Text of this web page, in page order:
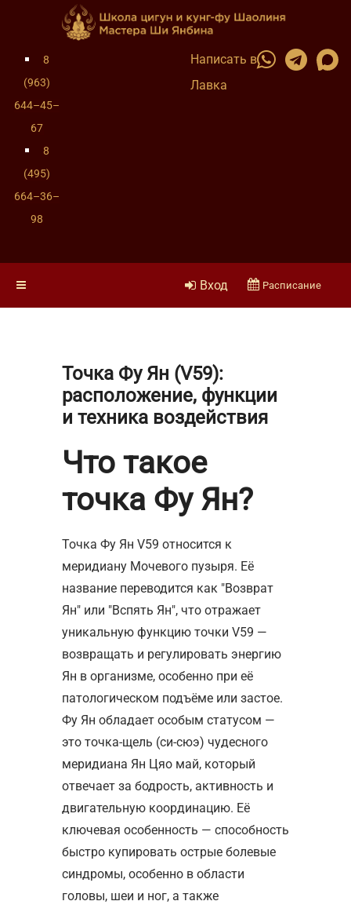
8
(963)
644–45–
67
8
(495)
664–36–
98
Написать в
Лавка
Вход Расписание
Точка Фу Ян (V59):
расположение, функции
и техника воздействия
Что такое
точка Фу Ян?
Точка Фу Ян V59 относится к
меридиану Мочевого пузыря. Её
название переводится как "Возврат
Ян" или "Вспять Ян", что отражает
уникальную функцию точки V59 —
возвращать и регулировать энергию
Ян в организме, особенно при её
патологическом подъёме или застое.
Фу Ян обладает особым статусом —
это точка-щель (си-сюэ) чудесного
меридиана Ян Цяо май, который
отвечает за бодрость, активность и
двигательную координацию. Её
ключевая особенность — способность
быстро купировать острые болевые
синдромы, особенно в области
головы, шеи и ног, а также